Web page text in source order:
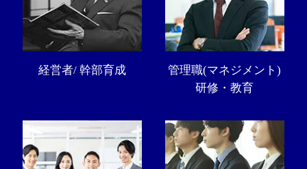
経営者/ 幹部育成
管理職(マネジメント)
研修・教育